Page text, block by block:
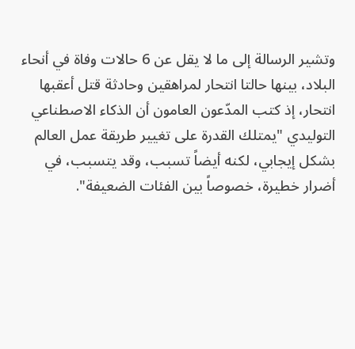
وتشير الرسالة إلى ما لا يقل عن 6 حالات وفاة في أنحاء
البلاد، بينها حالتا انتحار لمراهقين وحادثة قتل أعقبها
انتحار، إذ كتب المدّعون العامون أن الذكاء الاصطناعي
التوليدي "يمتلك القدرة على تغيير طريقة عمل العالم
بشكل إيجابي، لكنه أيضاً تسبب، وقد يتسبب، في
أضرار خطيرة، خصوصاً بين الفئات الضعيفة".